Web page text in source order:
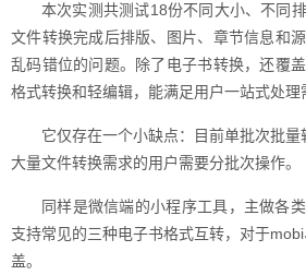
本次实测共测试18份不同大小、不同
文件转换完成后排版、图片、章节信息和
乱码错位的问题。除了电子书转换，还覆
格式转换和轻编辑，能满足用户一站式处理
它仅存在一个小缺点：目前单批次批
大量文件转换需求的用户需要分批次操作。
同样是微信端的小程序工具，主做各
支持常见的三种电子书格式互转，对于
盖。